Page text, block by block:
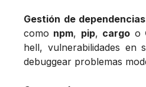
Gestión de
como npm, pip, cargo o
hell, vulnerabilidades en
debuggear problemas